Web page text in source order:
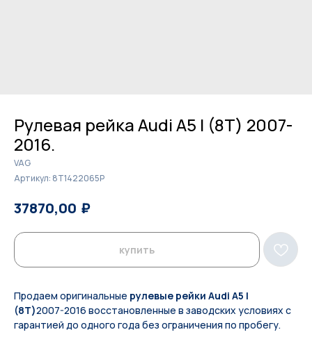
Рулевая рейка Audi A5 I (8T) 2007-
2016.
VAG
Артикул: 8T1422065P
37870,00 ₽
купить
Продаем оригинальные рулевые рейки Audi A5 I
(8T)2007-2016 восстановленные в заводских условиях с
гарантией до одного года без ограничения по пробегу.